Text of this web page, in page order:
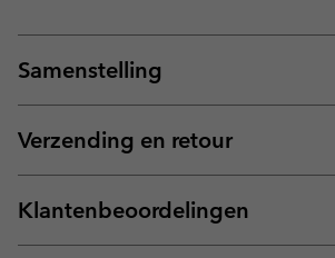
Samenstelling
Verzending en retour
Klantenbeoordelingen